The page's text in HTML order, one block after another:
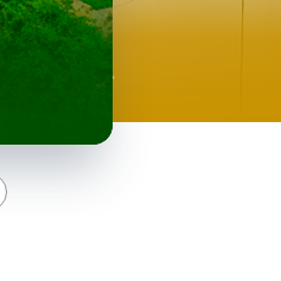
!
품숍 3곳⭐
우리말이 더 재미있어지